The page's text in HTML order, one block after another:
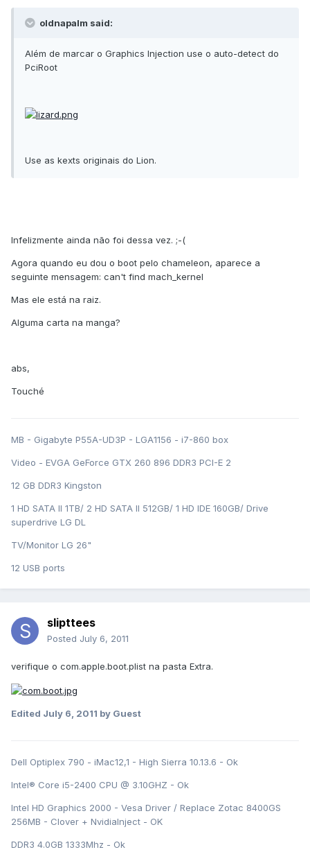
oldnapalm said:
Além de marcar o Graphics Injection use o auto-detect do
PciRoot
Use as kexts originais do Lion.
Infelizmente ainda não foi dessa vez. ;-(
Agora quando eu dou o boot pelo chameleon, aparece a
seguinte mensagem: can't find mach_kernel
Mas ele está na raiz.
Alguma carta na manga?
abs,
Touché
MB - Gigabyte P55A-UD3P - LGA1156 - i7-860 box
Video - EVGA GeForce GTX 260 896 DDR3 PCI-E 2
12 GB DDR3 Kingston
1 HD SATA II 1TB/ 2 HD SATA II 512GB/ 1 HD IDE 160GB/ Drive
superdrive LG DL
TV/Monitor LG 26"
12 USB ports
slipttees
Posted July 6, 2011
verifique o com.apple.boot.plist na pasta Extra.
Edited July 6, 2011 by Guest
Dell Optiplex 790 - iMac12,1 - High Sierra 10.13.6 - Ok
Intel® Core i5-2400 CPU @ 3.10GHZ - Ok
Intel HD Graphics 2000 - Vesa Driver / Replace Zotac 8400GS
256MB - Clover + NvidiaInject - OK
DDR3 4.0GB 1333Mhz - Ok